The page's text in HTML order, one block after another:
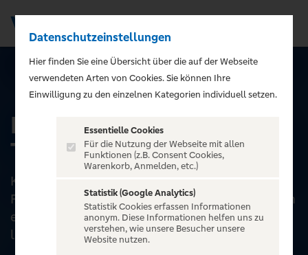
ALLE EVENTS
Flying Sisters - Bremens
Travestie Komödie
KissAir ist eine der üblichen günstigen
Fluglinien, jedoch in fröhlichem Pink, mit extrem
eingeschränktem Getränkeangebot und
langweiligen, trockenen...
Datenschutzeinstellungen
Hier finden Sie eine Übersicht über die auf der Webseite
verwendeten Arten von Cookies. Sie können Ihre
Einwilligung zu den einzelnen Kategorien individuell setzen.
Essentielle Cookies
Für die Nutzung der Webseite mit allen
Funktionen (z.B. Consent Cookies,
Warenkorb, Anmelden, etc.)
Statistik (Google Analytics)
Statistik Cookies erfassen Informationen
anonym. Diese Informationen helfen uns zu
verstehen, wie unsere Besucher unsere
Website nutzen.